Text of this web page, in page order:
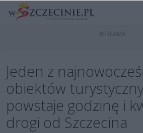
Jeden z
obiektów
powstaje godzinę i
drogi od Szczecina